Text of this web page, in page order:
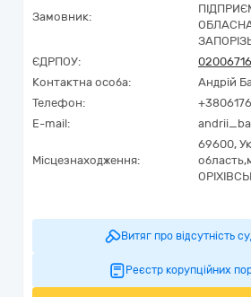
Замовник:
ОБЛАСНА
ЄДРПОУ:
02006716
Контактна особа:
Андрій
Телефон:
E-mail:
Місцезнаходження:
69600,
область,
Витяг про відсутність
Реєстр корупційних